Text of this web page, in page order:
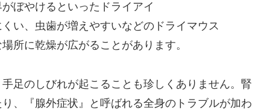
ぼやけるといったドライアイ
い、虫歯が増えやすいなどのドライマウス
所に乾燥が広がることがあります。
足のしびれが起こることも珍しくありません。腎
、『腺外症状』と呼ばれる全身のトラブルが加わ